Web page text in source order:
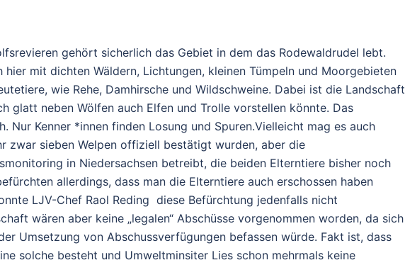
gehört sicherlich das Gebiet in dem das Rodewaldrudel lebt.
hier mit dichten Wäldern, Lichtungen, kleinen Tümpeln und Moorgebieten
wie Rehe, Damhirsche und Wildschweine. Dabei ist die Landschaft
glatt neben Wölfen auch Elfen und Trolle vorstellen könnte. Das
Nur Kenner *innen finden Losung und Spuren.Vielleicht mag es auch
zwar sieben Welpen offiziell bestätigt wurden, aber die
in Niedersachsen betreibt, die beiden Elterntiere bisher noch
allerdings, dass man die Elterntiere auch erschossen haben
LJV-Chef Raol Reding diese Befürchtung jedenfalls nicht
wären aber keine „legalen“ Abschüsse vorgenommen worden, da sich
Umsetzung von Abschussverfügungen befassen würde. Fakt ist, dass
solche besteht und Umweltminsiter Lies schon mehrmals keine